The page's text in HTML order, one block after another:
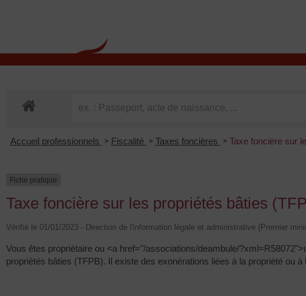
Accueil professionnels > Fiscalité > Taxes foncières > Taxe foncière sur
Fiche pratique
Taxe foncière sur les propriétés bâties
Vérifié le 01/01/2023 - Direction de l'information légale et administrative (Premier
Vous êtes propriétaire ou <a href="/associations/deambule/
propriétés bâties (TFPB). Il existe des exonérations liées à la propriété ou